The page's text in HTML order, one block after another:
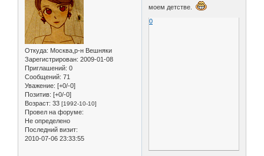
Откуда: Москва,р-н Вешняки
Зарегистрирован: 2009-01-08
Приглашений: 0
Сообщений: 71
Уважение: [+0/-0]
Позитив: [+0/-0]
Возраст: 33 [1992-10-10]
Провел на форуме:
Не определено
Последний визит:
2010-07-06 23:33:55
моем детстве.
0